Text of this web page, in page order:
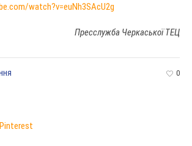
watch?v=euNh3SAcU2g
Пресслужба Черкаської ТЕЦ
0
Pinterest